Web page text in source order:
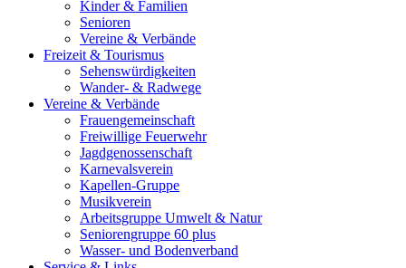
Kinder & Familien
Senioren
Vereine & Verbände
Freizeit & Tourismus
Sehenswürdigkeiten
Wander- & Radwege
Vereine & Verbände
Frauengemeinschaft
Freiwillige Feuerwehr
Jagdgenossenschaft
Karnevalsverein
Kapellen-Gruppe
Musikverein
Arbeitsgruppe Umwelt & Natur
Seniorengruppe 60 plus
Wasser- und Bodenverband